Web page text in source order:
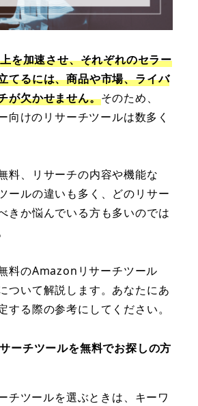
を加速させ、それぞれのセラー
てるには、商品や市場、ライバ
が欠かせません。そのため、
向けのリサーチツールは数多く
料、リサーチの内容や機能な
ールの違いも多く、どのリサー
きか悩んでいる方も多いのでは
料のAmazonリサーチツール
ついて解説します。あなたにあ
する際の参考にしてください。
ーチツールを無料でお探しの方
チツールを選ぶときは、キーワ